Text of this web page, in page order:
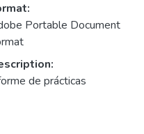
Portable Document
de prácticas